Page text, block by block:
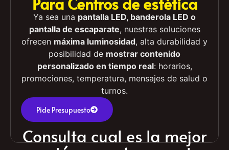
Pantallas LED
Para Centros de estética
Ya sea unapantalla LED, banderola LED o
pantalla de escaparate, nuestras soluciones
ofrecenmáxima luminosidad, alta durabilidad y
posibilidad demostrar contenido
personalizado en tiempo real
promociones, temperatura, mensajes de salud o
turnos.
Pide Presupuesto